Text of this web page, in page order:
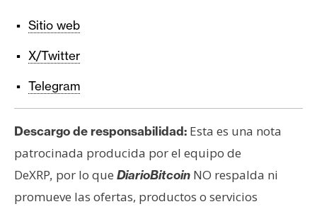
Sitio web
X/Twitter
Telegram
Descargo de responsabilidad: Esta es una nota
patrocinada producida por el equipo de
DeXRP, por lo que DiarioBitcoin NO respalda ni
promueve las ofertas, productos o servicios